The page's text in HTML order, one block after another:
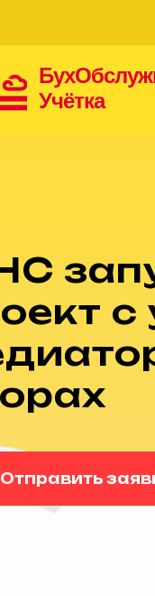
Учётка
с
Отправить